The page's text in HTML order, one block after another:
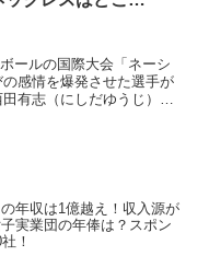
ールの国際大会「ネーシ
感情を爆発させた選手が
有志（にしだゆうじ）選
の年収は1億越え！収入源が
実業団の年俸は？スポン
！